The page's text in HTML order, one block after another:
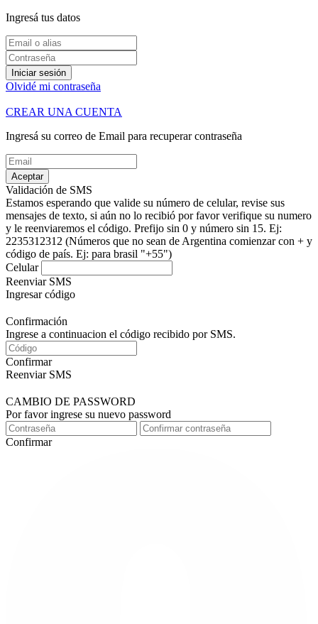
Ingresá tus datos
Iniciar sesión
Olvidé mi contraseña
CREAR UNA CUENTA
Ingresá su correo de Email para recuperar contraseña
Aceptar
Validación de SMS
Estamos esperando que valide su número de celular, revise sus
mensajes de texto, si aún no lo recibió por favor verifique su numero
y le reenviaremos el código. Prefijo sin 0 y número sin 15. Ej:
2235312312 (Números que no sean de Argentina comienzar con + y
código de país. Ej: para brasil "+55")
Celular
Reenviar SMS
Ingresar código
Confirmación
Ingrese a continuacion el código recibido por SMS.
Confirmar
Reenviar SMS
CAMBIO DE PASSWORD
Por favor ingrese su nuevo password
Confirmar